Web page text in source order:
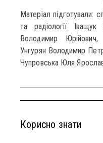
Матеріал підготували:
та радіології
Володимир
Унгурян Володимир
Чупровська Юля
Корисно знати